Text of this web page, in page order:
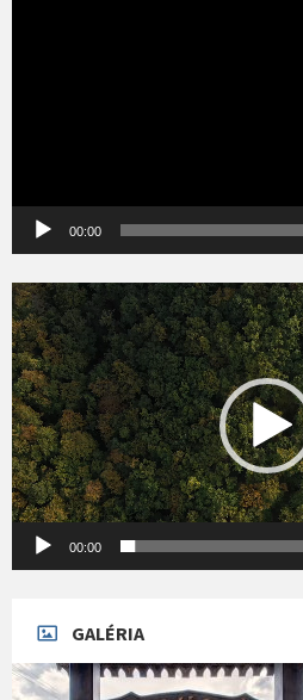
00:00
Videólejátszó
00:00
GALÉRIA